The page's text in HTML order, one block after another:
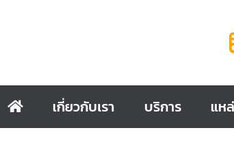
เกี่ยวกับเรา บริการ แห